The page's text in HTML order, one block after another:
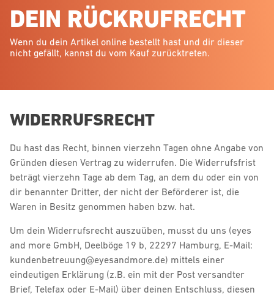
DEIN RÜCKRUFRECHT
Wenn du dein Artikel online bestellt hast und dir dieser
nicht gefällt, kannst du vom Kauf zurücktreten.
WIDERRUFSRECHT
Du hast das Recht, binnen vierzehn Tagen ohne Angabe von
Gründen diesen Vertrag zu widerrufen. Die Widerrufsfrist
beträgt vierzehn Tage ab dem Tag, an dem du oder ein von
dir benannter Dritter, der nicht der Beförderer ist, die
Waren in Besitz genommen haben bzw. hat.
Um dein Widerrufsrecht auszuüben, musst du uns (eyes
and more GmbH, Deelböge 19 b, 22297 Hamburg, E-Mail:
kundenbetreuung@eyesandmore.de) mittels einer
eindeutigen Erklärung (z.B. ein mit der Post versandter
Brief, Telefax oder E-Mail) über deinen Entschluss, diesen